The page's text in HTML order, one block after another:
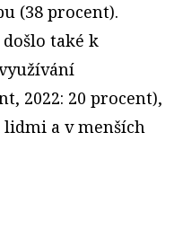
(38 procent).
také k
2022: 20 procent),
a v menších